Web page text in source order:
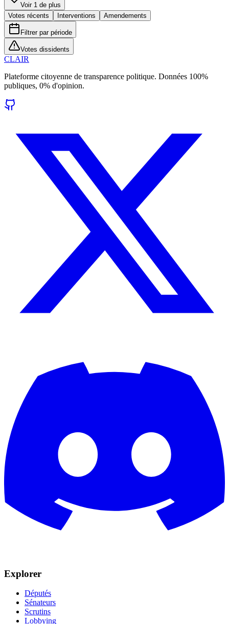
Voir 1 de plus
Votes récents
Interventions Amendements
Filtrer par période
Votes dissidents
CLAIR
Plateforme citoyenne de transparence politique. Données 100%
publiques, 0% d'opinion.
Explorer
Députés
Sénateurs
Scrutins
Lobbying